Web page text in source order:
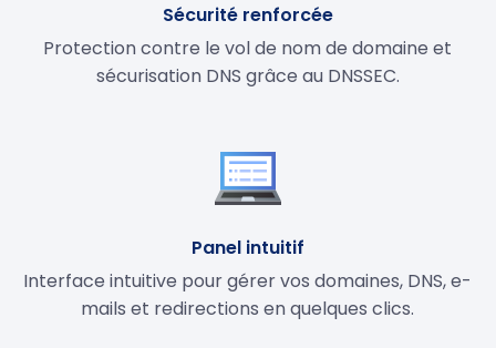
Sécurité renforcée
Protection contre le vol de nom de domaine et
sécurisation DNS grâce au DNSSEC.
Panel intuitif
Interface intuitive pour gérer vos domaines, DNS, e-
mails et redirections en quelques clics.